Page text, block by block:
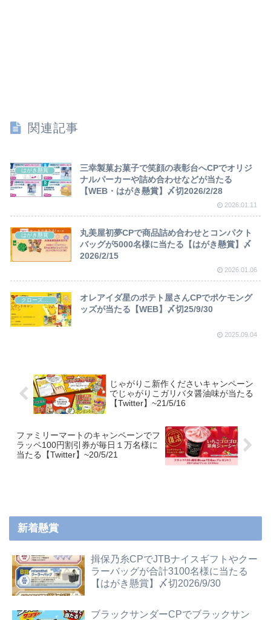
関連記事
はがき懸賞
三幸製菓お菓子で笑顔の表彰台へCPでオリジ
ナルパーカーや詰め合わせなどが当たる
【WEB・はがき懸賞】〆切2026/2/28
2026.01.11
はがき懸賞
丸美屋初夢CPで商品詰め合わせとコンパクト
バッグが5000名様に当たる【はがき懸賞】〆
2026/2/15
2026.01.06
クローズド懸賞
オレアイダ星のポテト屋さんCPでポケモング
ッズが当たる【WEB】〆切25/9/30
2025.09.04
じゃがりこ新作くださいキャンペーン
でじゃがりこガリバタ醤油味が当たる
【Twitter】~21/5/16
ファミリーマートのキャンペーンでフ
ラッペ100円割引券が毎日１万名様に
当たる【Twitter】~20/5/21
新着懸賞
揖保乃糸CPでJTBナイスギフトやクー
ラーバッグが合計3100名様に当たる
【はがき懸賞】〆切2026/9/30
ブラックサンダーCPでブラックサン